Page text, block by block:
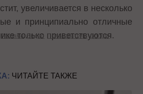
увеличивается в несколько
и принципиально отличные
только приветствуются.
Реклама Видео Пользователи Google
ЧИТАЙТЕ ТАКЖЕ